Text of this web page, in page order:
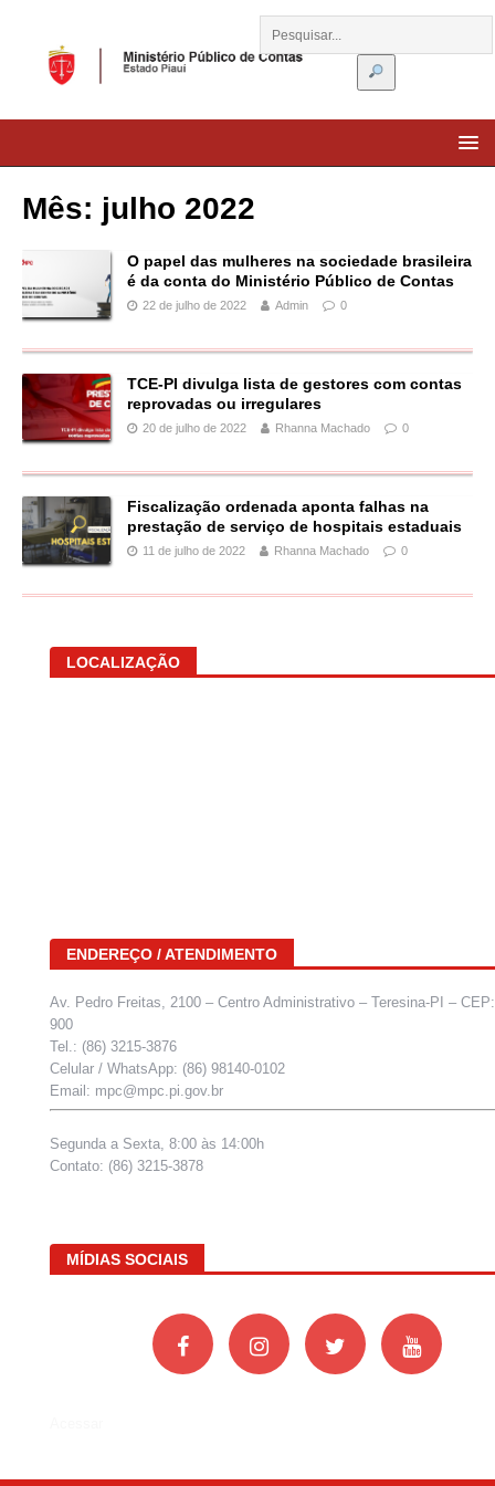
Mês: julho 2022
O papel das mulheres na sociedade brasileira
é da conta do Ministério Público de Contas
22 de julho de 2022 Admin 0
TCE-PI divulga lista de gestores com contas
reprovadas ou irregulares
20 de julho de 2022 Rhanna Machado 0
Fiscalização ordenada aponta falhas na
prestação de serviço de hospitais estaduais
11 de julho de 2022 Rhanna Machado 0
LOCALIZAÇÃO
ENDEREÇO / ATENDIMENTO
Av. Pedro Freitas, 2100 – Centro Administrativo – Teresina-PI –
900
Tel.: (86) 3215-3876
Celular / WhatsApp: (86) 98140-0102
Email: mpc@mpc.pi.gov.br
Segunda a Sexta, 8:00 às 14:00h
Contato: (86) 3215-3878
MÍDIAS SOCIAIS